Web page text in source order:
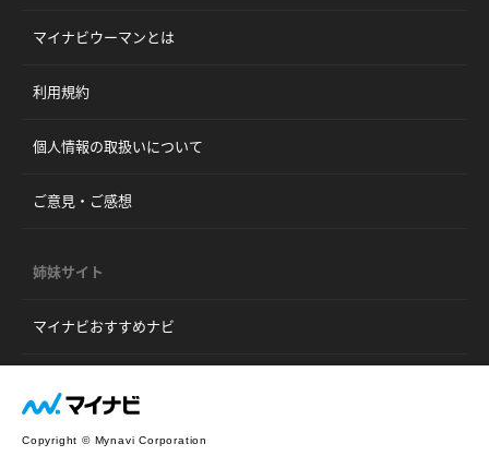
マイナビウーマンとは
利用規約
個人情報の取扱いについて
ご意見・ご感想
姉妹サイト
マイナビおすすめナビ
Copyright © Mynavi Corporation